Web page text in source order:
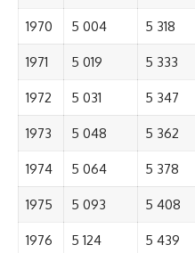
1970 5 004 5 318
1971 5 019 5 333
1972 5 031 5 347
1973 5 048 5 362
1974 5 064 5 378
1975 5 093 5 408
1976 5 124 5 439